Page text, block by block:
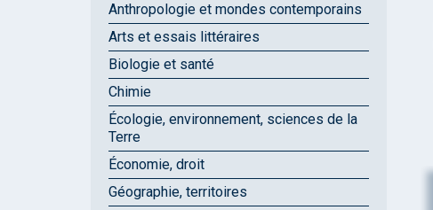
Anthropologie et mondes contemporains
Arts et essais littéraires
Biologie et santé
Chimie
Écologie, environnement, sciences de la
Terre
Économie, droit
Géographie, territoires